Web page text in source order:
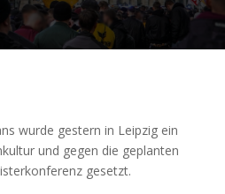
wur­de ges­tern in Leip­zig ein
und gegen die geplan­ten
gesetzt.